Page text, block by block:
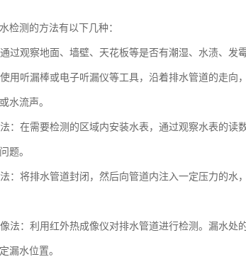
检测的方法有以下几种：
过观察地面、墙壁、天花板等是否有潮湿、水渍、发
用听漏棒或电子听漏仪等工具，沿着排水管道的走
水流声。
：在需要检测的区域内安装水表，通过观察水表的读
题。
：将排水管道封闭，然后向管道内注入一定压力的
法：利用红外热成像仪对排水管道进行检测。漏水
漏水位置。